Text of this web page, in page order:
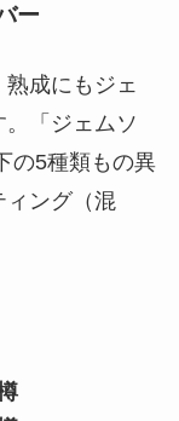
ー
成にもジェ
「ジェムソ
の5種類もの異
ィング（混